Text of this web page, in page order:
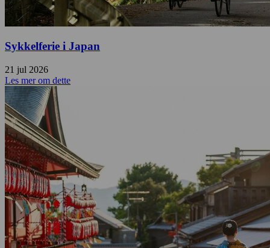
Sykkelferie i Japan
21 jul 2026
Les mer om dette